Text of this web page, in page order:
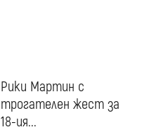
Рики Мартин с
трогателен жест за
18-ия...